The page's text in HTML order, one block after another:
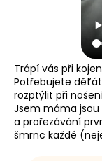
Trápí vás při
Potřebujete
rozptýlit při
Jsem máma
a prořezávání
šmrnc každé
t
?